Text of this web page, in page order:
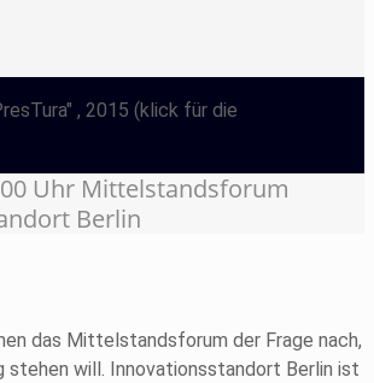
, 2015 (klick für die
Uhr Mittelstandsforum
Berlin
das Mittelstandsforum der Frage nach,
stehen will. Innovationsstandort Berlin ist